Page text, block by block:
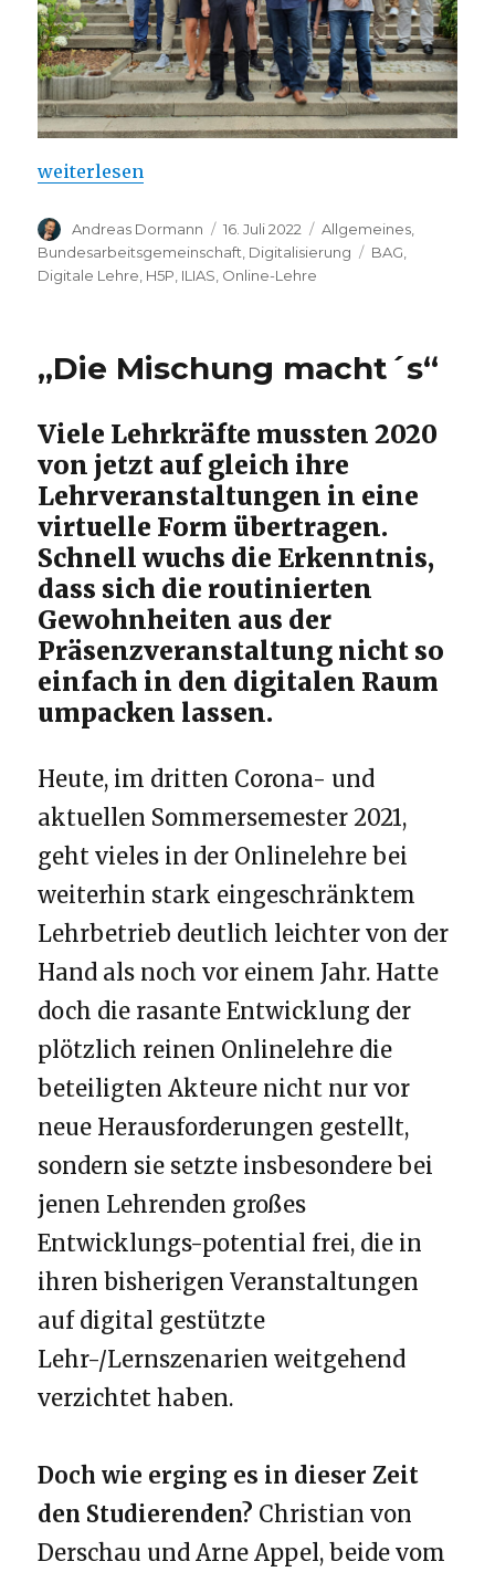
„20 Jahre BAG Digitale Lehre“
weiterlesen
Autor
Andreas Dormann
Veröffentlicht
am
16. Juli 2022 Kategorien
Allgemeines
Bundesarbeitsgemeinschaft Digitalisierung Schlagwörter
BAG
Digitale Lehre H5P ILIAS Online-Lehre
„Die Mischung macht´s“
Viele Lehrkräfte mussten 2020
von jetzt auf gleich ihre
Lehrveranstaltungen in eine
virtuelle Form übertragen.
Schnell wuchs die Erkenntnis,
dass sich die routinierten
Gewohnheiten aus der
Präsenzveranstaltung nicht so
einfach in den digitalen Raum
umpacken lassen.
Heute, im dritten Corona- und
aktuellen Sommersemester 2021,
geht vieles in der Onlinelehre bei
weiterhin stark eingeschränktem
Lehrbetrieb deutlich leichter von der
Hand als noch vor einem Jahr. Hatte
doch die rasante Entwicklung der
plötzlich reinen Onlinelehre die
beteiligten Akteure nicht nur vor
neue Herausforderungen gestellt,
sondern sie setzte insbesondere bei
jenen Lehrenden großes
Entwicklungs-potential frei, die in
ihren bisherigen Veranstaltungen
auf digital gestützte
Lehr-/Lernszenarien weitgehend
verzichtet haben.
Doch wie erging es in dieser Zeit
den Studierenden? Christian von
Derschau und Arne Appel, beide vom